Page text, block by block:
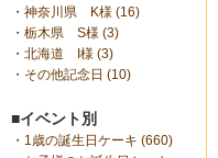
・ 神奈川県 K様 (16)
・ 栃木県 S様 (3)
・ 北海道 I様 (3)
・ その他記念日 (10)
■イベント別
・ 1歳の誕生日ケーキ (660)